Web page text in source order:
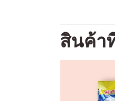
สินค้า